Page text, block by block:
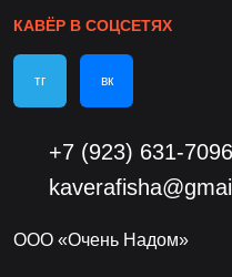
КАВЁР В СОЦСЕТЯХ
тг вк
+7 (923) 631-7096
ООО «Очень Надом»